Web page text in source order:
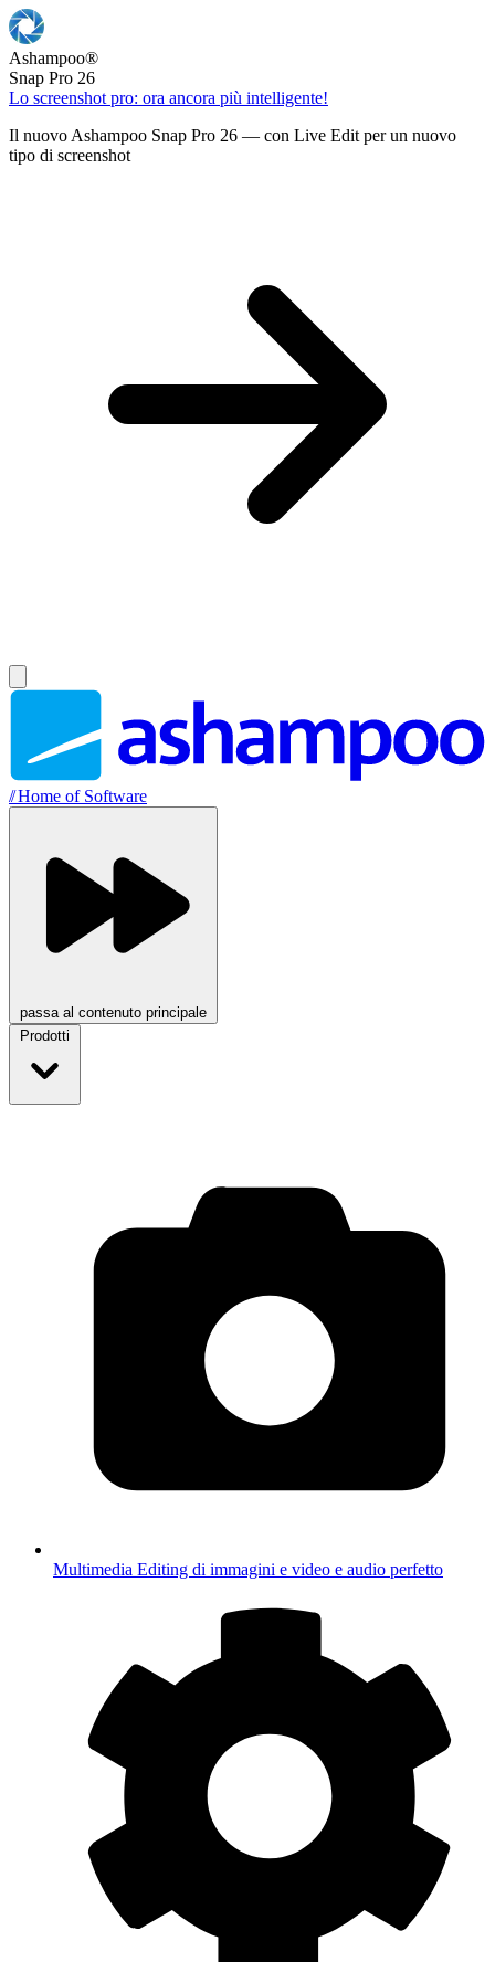
Ashampoo®
Snap Pro 26
Lo screenshot pro: ora ancora più intelligente!
Il nuovo Ashampoo Snap Pro 26 — con Live Edit per un nuovo
tipo di screenshot
//Home of Software
passa al contenuto principale
Prodotti
Multimedia Editing di immagini e video e audio perfetto